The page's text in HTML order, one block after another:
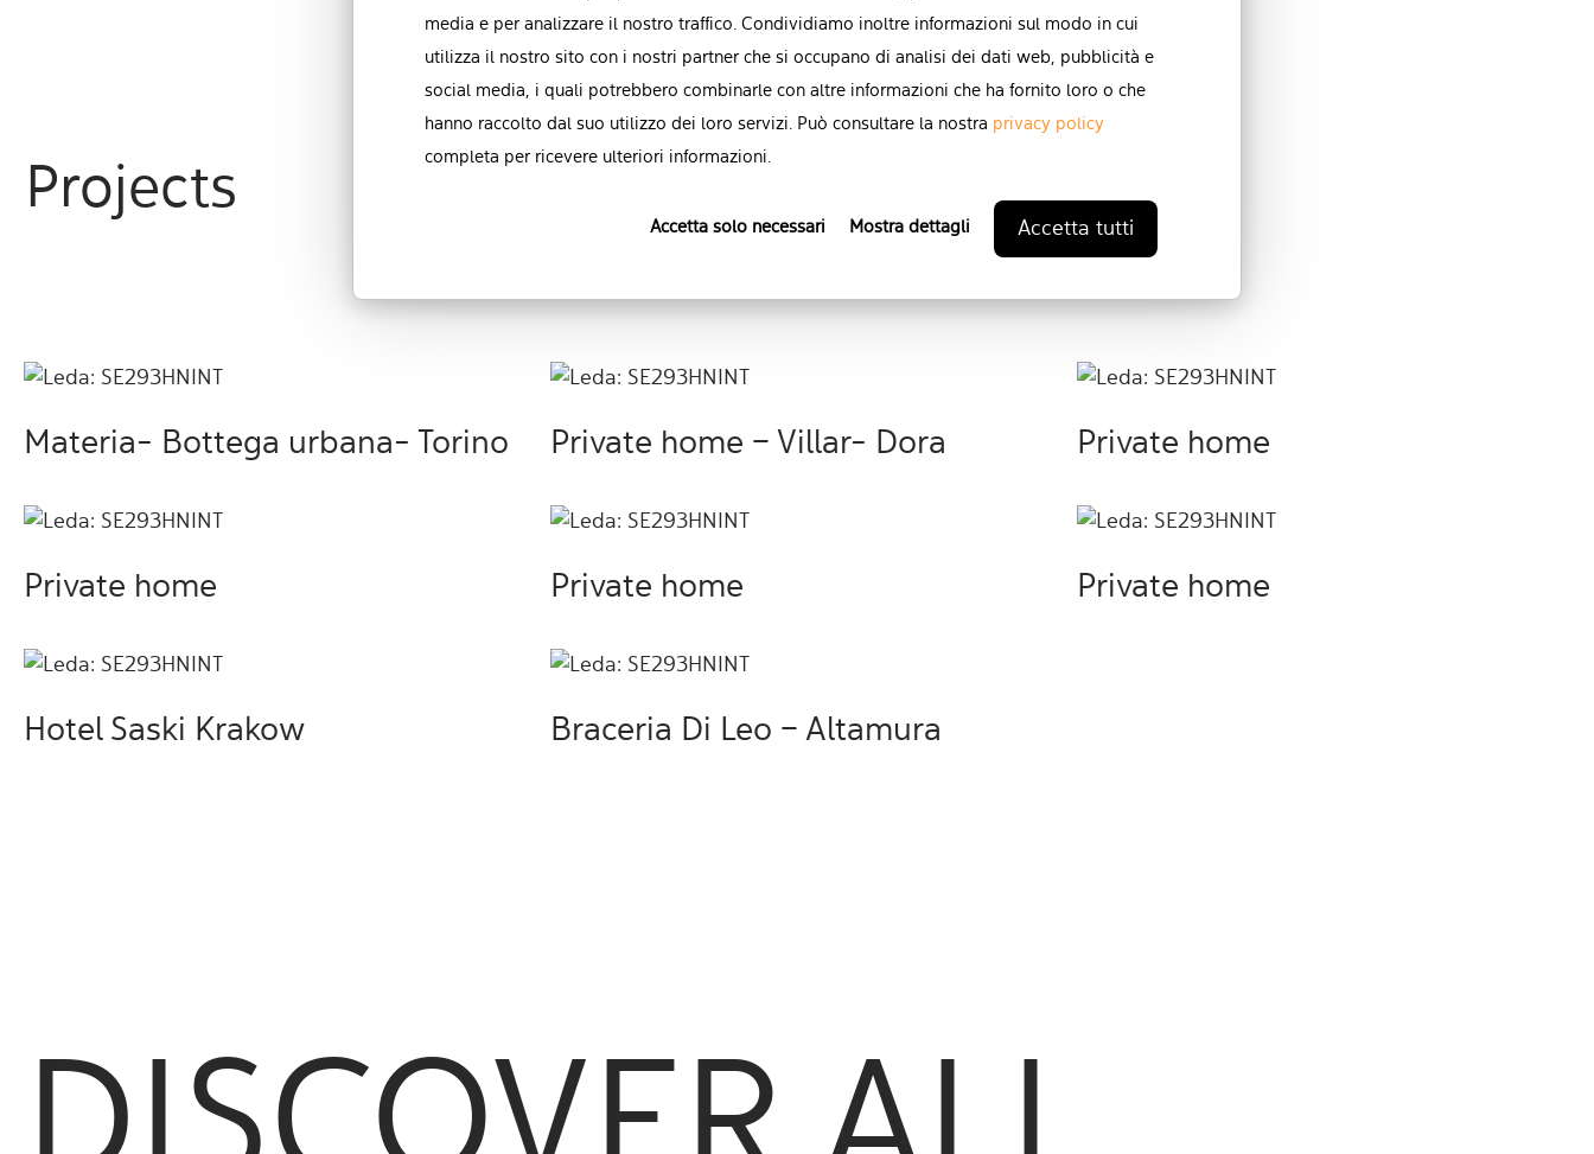
media e per analizzare il nostro traffico. Condividiamo inoltre informazioni sul modo in cui
utilizza il nostro sito con i nostri partner che si occupano di analisi dei dati web, pubblicità e
social media, i quali potrebbero combinarle con altre informazioni che ha fornito loro o che
hanno raccolto dal suo utilizzo dei loro servizi. Può consultare la nostra privacy policy
completa per ricevere ulteriori informazioni.
Accetta solo necessari Mostra dettagli Accetta tutti
Projects
Materia- Bottega urbana- Torino Private home – Villar- Dora Private home
Private home Private home Private home
Hotel Saski Krakow Braceria Di Leo – Altamura